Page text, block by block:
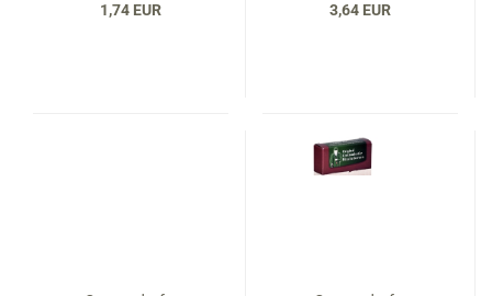
1,74 EUR 3,64 EUR